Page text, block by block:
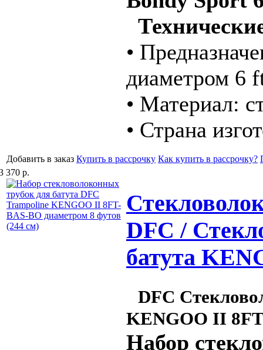
•
диаметром 6
• Материал:
• Страна
Добавить в заказ Купить в рассрочку Как купить в рассрочку?
370 р.
DFC /
батута
DFC
KENGOO II
Набор